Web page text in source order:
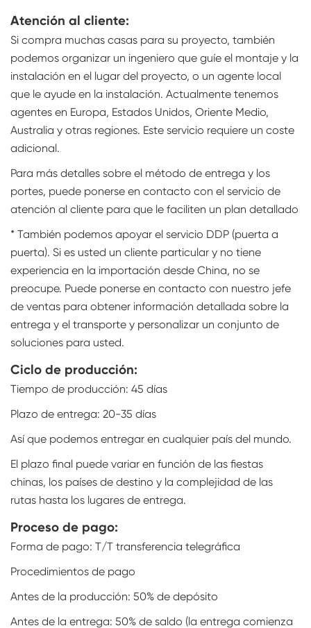
Atención al cliente:
Si compra muchas casas para su proyecto, también
podemos organizar un ingeniero que guíe el montaje y la
instalación en el lugar del proyecto, o un agente local
que le ayude en la instalación. Actualmente tenemos
agentes en Europa, Estados Unidos, Oriente Medio,
Australia y otras regiones. Este servicio requiere un coste
adicional.
Para más detalles sobre el método de entrega y los
portes, puede ponerse en contacto con el servicio de
atención al cliente para que le faciliten un plan detallado
* También podemos apoyar el servicio DDP (puerta a
puerta). Si es usted un cliente particular y no tiene
experiencia en la importación desde China, no se
preocupe. Puede ponerse en contacto con nuestro jefe
de ventas para obtener información detallada sobre la
entrega y el transporte y personalizar un conjunto de
soluciones para usted.
Ciclo de producción:
Tiempo de producción: 45 días
Plazo de entrega: 20-35 días
Así que podemos entregar en cualquier país del mundo.
El plazo final puede variar en función de las fiestas
chinas, los países de destino y la complejidad de las
rutas hasta los lugares de entrega.
Proceso de pago:
Forma de pago: T/T transferencia telegráfica
Procedimientos de pago
Antes de la producción: 50% de depósito
Antes de la entrega: 50% de saldo (la entrega comienza